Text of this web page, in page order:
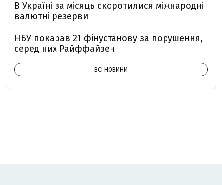
В Україні за місяць скоротилися міжнародні
валютні резерви
НБУ покарав 21 фінустанову за порушення,
серед них Райффайзен
ВСІ НОВИНИ